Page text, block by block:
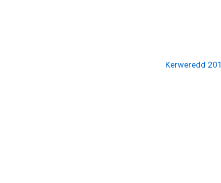
Kerweredd